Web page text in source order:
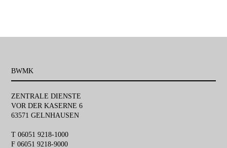
BWMK
ZENTRALE DIENSTE
VOR DER KASERNE 6
63571 GELNHAUSEN
T 06051 9218-1000
F 06051 9218-9000